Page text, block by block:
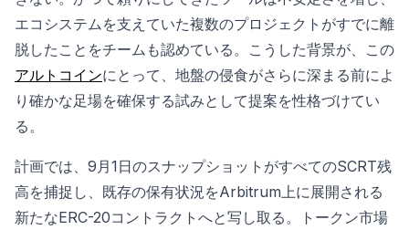
エコシステムを支えていた複数のプロジェクトがすでに離
脱したことをチームも認めている。こうした背景が、この
アルトコインにとって、地盤の侵食がさらに深まる前によ
り確かな足場を確保する試みとして提案を性格づけてい
る。
計画では、9月1日のスナップショットがすべてのSCRT残
高を捕捉し、既存の保有状況をArbitrum上に展開される
新たなERC-20コントラクトへと写し取る。トークン市場